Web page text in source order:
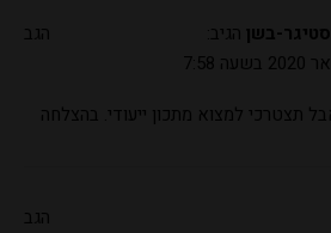
בשן הגיב:
תצטרכי למצוא מתכון ייעודי. בהצלחה
הגב
הגב